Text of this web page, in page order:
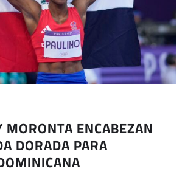
ENCABEZAN
DORADA PARA